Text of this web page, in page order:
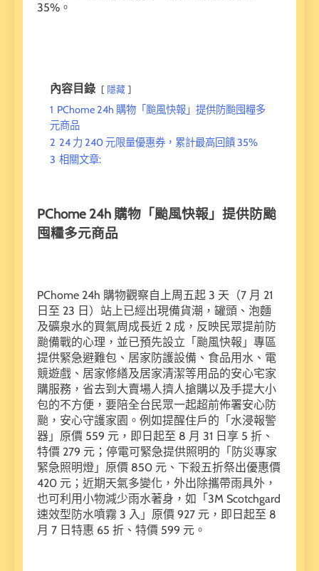
35%。
內容目錄 隱藏
1 PChome 24h 購物「颱風快報」提供防颱囤糧多
元商品
2 24 力 240 元限量優惠券，累計最高回饋 35%
3 相關文章:
PChome 24h 購物「颱風快報」提供防颱
囤糧多元商品
PChome 24h 購物觀察自上周五起 3 天（7 月 21
日至 23 日）站上已經出現備貨潮，罐頭、泡麵
及礦泉水的買氣周成長近 2 成，反映民眾提前防
颱備戰的心理，並已預先設立「颱風快報」專區
提供緊急避難包、居家防護設備、食品用水、電
競遊戲、居家修繕及居家清潔等用品的安心宅家
購服務，省去到大賣場人擠人搶購以及手提大小
包的不方便，要陪全台民眾一起超前佈署安心防
颱，安心守護家園。例如提醒住戶的「水浸報警
器」原價 559 元，即日起至 8 月 31 日享 5 折、
特價 279 元；停電可緊急提供照明的「防災專家
緊急照明燈」原價 850 元、下殺五折祭出優惠價
420 元；近期天氣多變化，外出除攜帶雨具外，
也可利用小物減少雨水著身，如「3M Scotchgard
速效型防水噴霧 3 入」原價 927 元，即日起至 8
月 7 日特惠 65 折、特價 599 元。